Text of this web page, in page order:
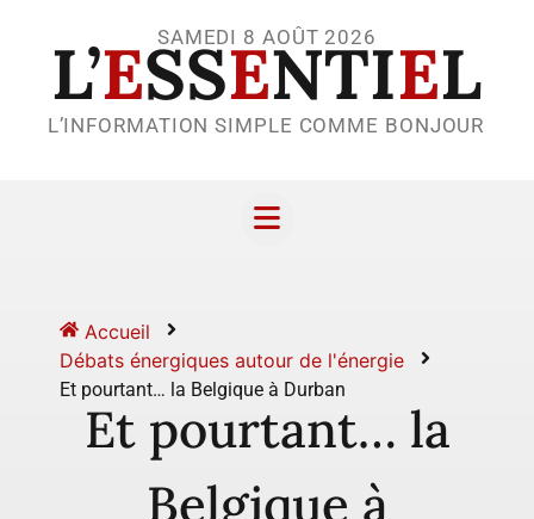
SAMEDI 8 AOÛT 2026
L’ESSENTIEL
L’INFORMATION SIMPLE COMME BONJOUR
Accueil
Débats énergiques autour de l'énergie
Et pourtant… la Belgique à Durban
Et pourtant… la
Belgique à